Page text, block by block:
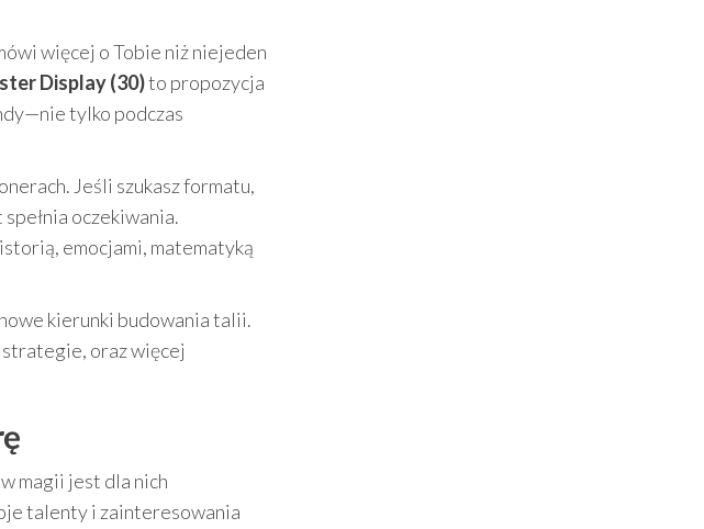
więcej o Tobie niż niejeden
Display (30)to propozycja
tylko podczas
Jeśli szukasz formatu,
oczekiwania.
emocjami, matematyką
kierunki budowania talii.
oraz więcej
magii jest dla nich
talenty i zainteresowania